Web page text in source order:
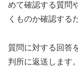
めて確認する質問
くものか確認する
質問に対する回答
判所に返送します。